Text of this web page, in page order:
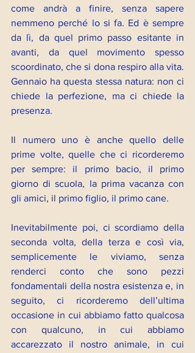
come andrà a finire, senza sapere
nemmeno perché lo si fa. Ed è sempre
da lì, da quel primo passo esitante in
avanti, da quel movimento spesso
scoordinato, che si dona respiro alla vita.
Gennaio ha questa stessa natura: non ci
chiede la perfezione, ma ci chiede la
presenza.
Il numero uno è anche quello delle
prime volte, quelle che ci ricorderemo
per sempre: il primo bacio, il primo
giorno di scuola, la prima vacanza con
gli amici, il primo figlio, il primo cane.
Inevitabilmente poi, ci scordiamo della
seconda volta, della terza e così via,
semplicemente le viviamo, senza
renderci conto che sono pezzi
fondamentali della nostra esistenza e, in
seguito, ci ricorderemo dell’ultima
occasione in cui abbiamo fatto qualcosa
con qualcuno, in cui abbiamo
accarezzato il nostro animale, in cui